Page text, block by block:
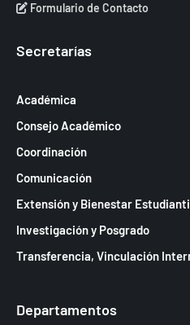
Formulario de Contacto
Secretarías
Académica
Consejo Académico
Coordinación
Comunicación
Extensión y Bienestar
Investigación y Posgrado
Transferencia, Vinculación
Departamentos